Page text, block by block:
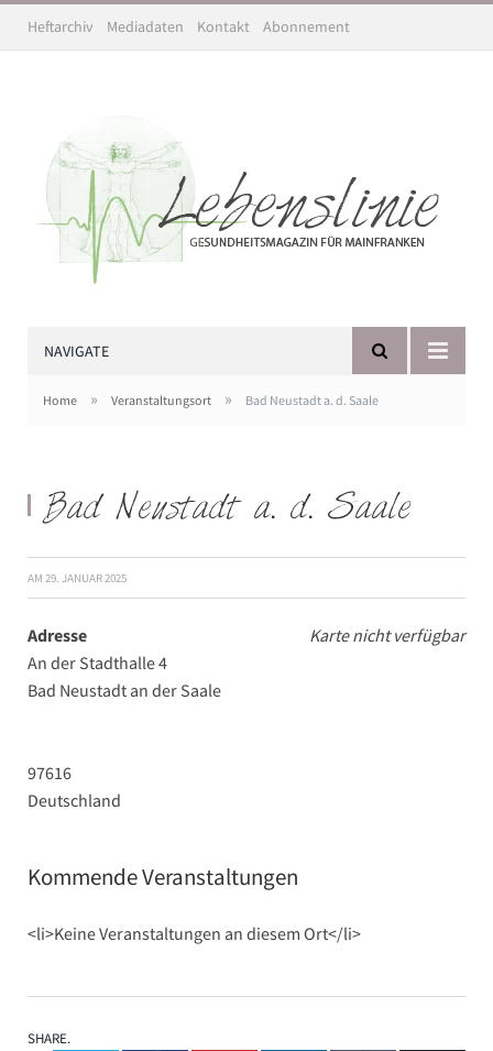
Heftarchiv Mediadaten Kontakt Abonnement
NAVIGATE
Home » Veranstaltungsort » Bad Neustadt a. d. Saale
Bad Neustadt a. d. Saale
AM 29. JANUAR 2025
Karte nicht verfügbar
Adresse
An der Stadthalle 4
Bad Neustadt an der Saale
97616
Deutschland
Kommende Veranstaltungen
<li>Keine Veranstaltungen an diesem Ort</li>
SHARE.